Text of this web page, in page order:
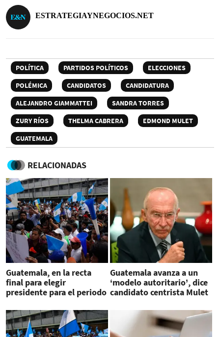
ESTRATEGIAYNEGOCIOS.NET
POLÍTICA PARTIDOS POLÍTICOS
ELECCIONES
POLÉMICA
CANDIDATOS
CANDIDATURA
ALEJANDRO GIAMMATTEI
SANDRA TORRES
ZURY RÍOS
THELMA CABRERA
EDMOND MULET
GUATEMALA
RELACIONADAS
Guatemala, en la recta
final para elegir
presidente para el periodo
Guatemala avanza a un
‘modelo autoritario’, dice
candidato centrista Mulet